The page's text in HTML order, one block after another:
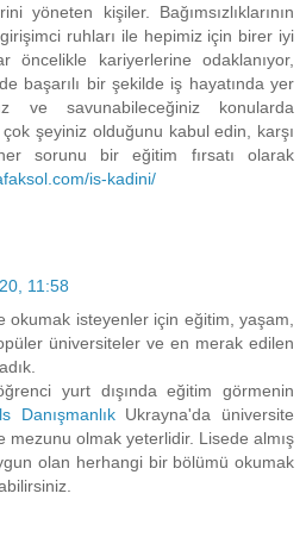
yöneten kişiler. Bağımsızlıklarının
ruhları ile hepimiz için birer iyi
öncelikle kariyerlerine odaklanıyor,
başarılı bir şekilde iş hayatında yer
ve savunabileceğiniz konularda
çok şeyiniz olduğunu kabul edin, karşı
her sorunu bir eğitim fırsatı olarak
is-kadini/
11:58
okumak isteyenler için eğitim, yaşam,
üniversiteler ve en merak edilen
yurt dışında eğitim görmenin
DanışmanlıkUkrayna'da üniversite
mezunu olmak yeterlidir. Lisede almış
olan herhangi bir bölümü okumak